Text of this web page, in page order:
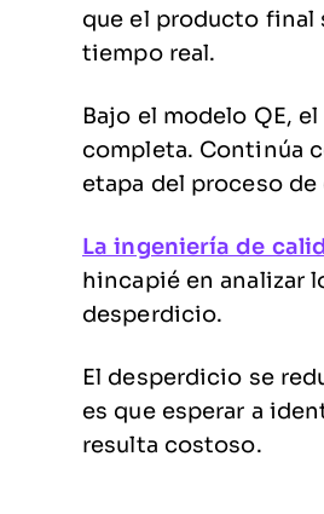
que el producto final
tiempo real.
Bajo el modelo QE,
completa. Continúa
etapa del proceso
La ingeniería de
hincapié en analizar
desperdicio.
El desperdicio se
es que esperar a
resulta costoso.